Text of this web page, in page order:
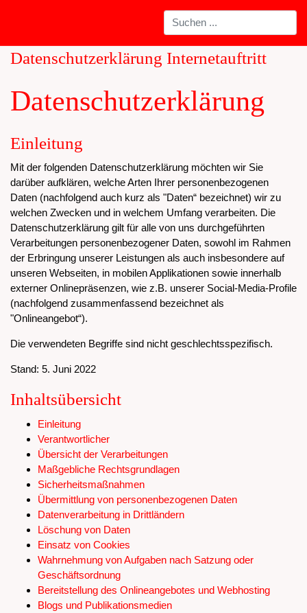
Datenschutzerklärung Internetauftritt
Datenschutzerklärung
Einleitung
Mit der folgenden Datenschutzerklärung möchten wir Sie
darüber aufklären, welche Arten Ihrer personenbezogenen
Daten (nachfolgend auch kurz als "Daten“ bezeichnet) wir zu
welchen Zwecken und in welchem Umfang verarbeiten. Die
Datenschutzerklärung gilt für alle von uns durchgeführten
Verarbeitungen personenbezogener Daten, sowohl im Rahmen
der Erbringung unserer Leistungen als auch insbesondere auf
unseren Webseiten, in mobilen Applikationen sowie innerhalb
externer Onlinepräsenzen, wie z.B. unserer Social-Media-Profile
(nachfolgend zusammenfassend bezeichnet als
"Onlineangebot“).
Die verwendeten Begriffe sind nicht geschlechtsspezifisch.
Stand: 5. Juni 2022
Inhaltsübersicht
Einleitung
Verantwortlicher
Übersicht der Verarbeitungen
Maßgebliche Rechtsgrundlagen
Sicherheitsmaßnahmen
Übermittlung von personenbezogenen Daten
Datenverarbeitung in Drittländern
Löschung von Daten
Einsatz von Cookies
Wahrnehmung von Aufgaben nach Satzung oder
Geschäftsordnung
Bereitstellung des Onlineangebotes und Webhosting
Blogs und Publikationsmedien